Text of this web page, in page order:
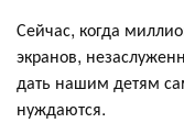
Сейчас, когда
экранов,
дать нашим детям
нуждаются.